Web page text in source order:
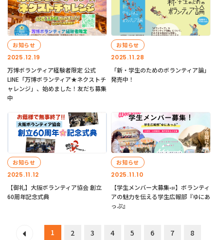
2025.12.19
お知らせ
万博ボランティア経験者限定 公式
LINE「万博ボランティア★ネクストチ
ャレンジ」、始めました！友だち募集
中
2025.11.28
お知らせ
「新・学生のためのボランティア論」
発売中！
2025.11.12
お知らせ
【御礼】大阪ボランティア協会 創立
60周年記念式典
2025.11.10
お知らせ
【学生メンバー大募集📣】ボランティ
アの魅力を伝える学生広報部『ゆにあ
っぷ』
1 2 3 4 5 6 7
8